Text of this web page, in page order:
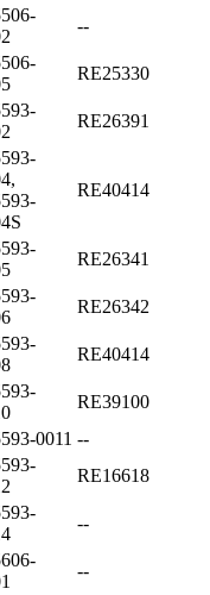
--
RE25330
RE26391
RE40414
RE26341
RE26342
RE40414
RE39100
0011 --
RE16618
--
--